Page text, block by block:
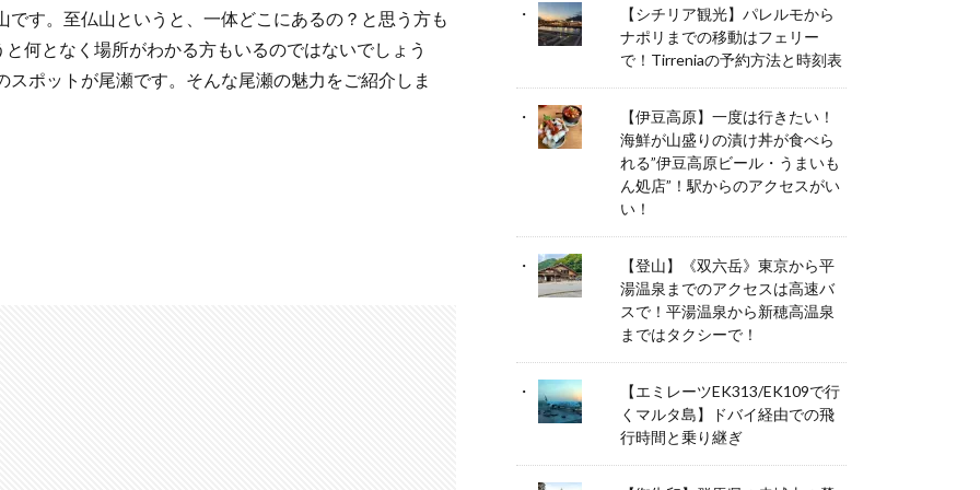
す。至仏山というと、一体どこにあるの？と思う方も
何となく場所がわかる方もいるのではないでしょう
ポットが尾瀬です。そんな尾瀬の魅力をご紹介しま
【シチリア観光】パレルモから
ナポリまでの移動はフェリー
で！Tirreniaの予約方法と時刻表
【伊豆高原】一度は行きたい！
海鮮が山盛りの漬け丼が食べら
れる”伊豆高原ビール・うまいも
ん処店”！駅からのアクセスがい
い！
【登山】《双六岳》東京から平
湯温泉までのアクセスは高速バ
スで！平湯温泉から新穂高温泉
まではタクシーで！
【エミレーツEK313/EK109で行
くマルタ島】ドバイ経由での飛
行時間と乗り継ぎ